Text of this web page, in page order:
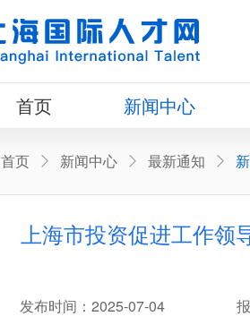
首页 新闻中心
首页 新闻中心 最新通知
上海市投资促进工作领
发布时间：2025-07-04